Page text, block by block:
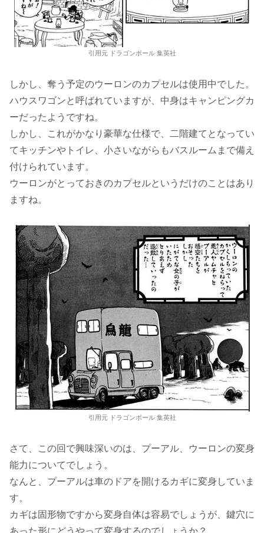
引用元 ドラゴンボール 集英社
しかし、奪う予定のウーロンのカプセルは使用中でした。
ハウスワゴンと呼ばれていますが、中身はキャンピングカ
ーだったようですね。
しかし、これがかなり豪華な仕様で、二階建てとなってい
てキッチンやトイレ、小さいながらもバスルームまで備え
付けられています。
ウーロンがとっておきのカプセルというだけのことはあり
ますね。
引用元 ドラゴンボール 集英社
さて、この回で興味深いのは、プーアル、ウーロンの変身
能力についてでしょう。
なんと、プーアルは車のドアを開けるカギに変身していま
す。
カギは固形物ですから変身自体は容易でしょうが、鍵穴に